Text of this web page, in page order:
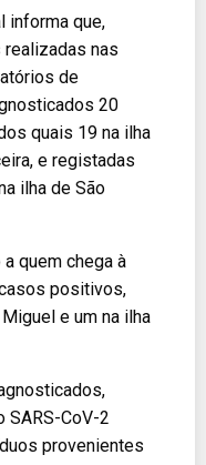
informa que,
nas
de
20
quais 19 na ilha
e registadas
ilha de São
quem chega à
positivos,
e um na ilha
CoV-2
provenientes